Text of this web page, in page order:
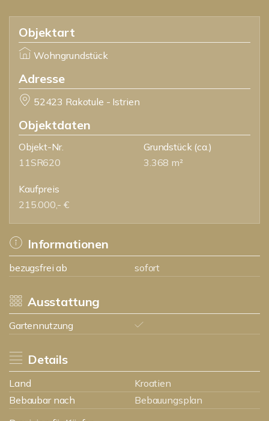
Objektart
Wohngrundstück
Adresse
52423 Rakotule - Istrien
Objektdaten
Objekt-Nr.
11SR620
Grundstück(ca.)
3.368 m²
Kaufpreis
215.000,- €
Informationen
bezugsfrei ab sofort
Ausstattung
Gartennutzung
Details
Land
Kroatien
Bebaubar nach
Bebauungsplan